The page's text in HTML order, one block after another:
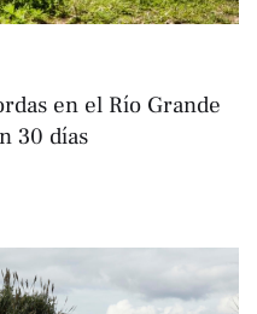
en el Río Grande
30 días